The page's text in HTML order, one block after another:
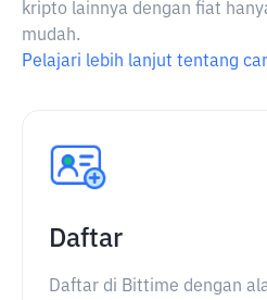
kripto lainnya dengan fiat
mudah.
Pelajari lebih lanjut tentang
Daftar
Daftar di Bittime dengan